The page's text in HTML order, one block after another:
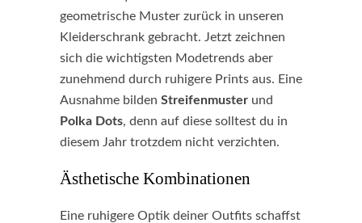
geometrische Muster zurück in unseren
Kleiderschrank gebracht. Jetzt zeichnen
sich die wichtigsten Modetrends aber
zunehmend durch ruhigere Prints aus. Eine
Ausnahme bilden Streifenmuster und
Polka Dots, denn auf diese solltest du in
diesem Jahr trotzdem nicht verzichten.
Ästhetische Kombinationen
Eine ruhigere Optik deiner Outfits schaffst